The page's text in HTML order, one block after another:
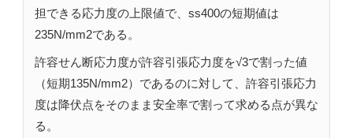
担できる応力度の上限値で、ss400の短期値は
235N/mm2である。
許容せん断応力度が許容引張応力度を√3で割った値
（短期135N/mm2）であるのに対して、許容引張応力
度は降伏点をそのまま安全率で割って求める点が異な
る。